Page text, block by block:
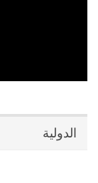
الدولية